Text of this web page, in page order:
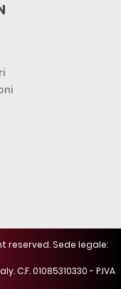
reserved. Sede legale:
C.F. 01085310330 - P.IVA